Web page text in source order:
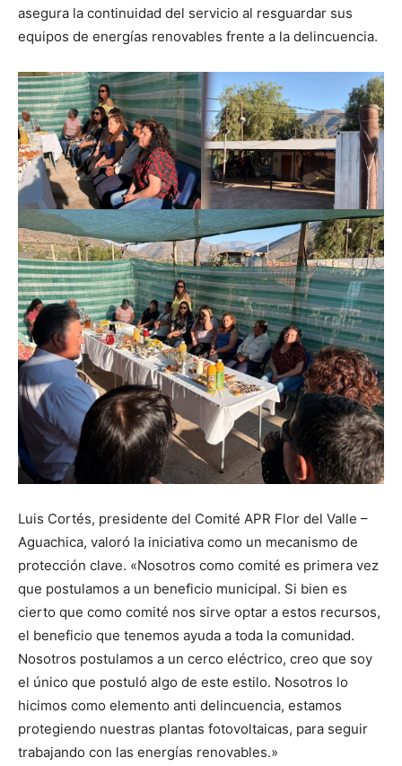
asegura la continuidad del servicio al resguardar sus
equipos de energías renovables frente a la delincuencia.
Luis Cortés, presidente del Comité APR Flor del Valle –
Aguachica, valoró la iniciativa como un mecanismo de
protección clave. «Nosotros como comité es primera vez
que postulamos a un beneficio municipal. Si bien es
cierto que como comité nos sirve optar a estos recursos,
el beneficio que tenemos ayuda a toda la comunidad.
Nosotros postulamos a un cerco eléctrico, creo que soy
el único que postuló algo de este estilo. Nosotros lo
hicimos como elemento anti delincuencia, estamos
protegiendo nuestras plantas fotovoltaicas, para seguir
trabajando con las energías renovables.»